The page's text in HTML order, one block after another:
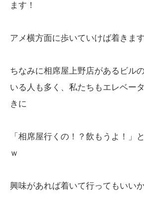
ます！
アメ横方面に歩いていけば着きま
ちなみに相席屋上野店があるビル
いる人も多く、私たちもエレベー
きに
「相席屋行くの！？飲もうよ！」
ｗ
興味があれば着いて行ってもいいか